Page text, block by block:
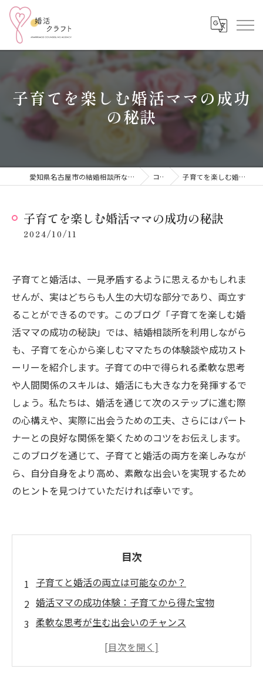
子育てを楽しむ婚活ママの成功
の秘訣
愛知県名古屋市の結婚相談所なら結婚相談所 婚活クラフト コラム 子育てを楽しむ婚活ママの成功の秘訣
子育てを楽しむ婚活ママの成功の秘訣
2024/10/11
子育てと婚活は、一見矛盾するように思えるかもしれま
せんが、実はどちらも人生の大切な部分であり、両立す
ることができるのです。このブログ「子育てを楽しむ婚
活ママの成功の秘訣」では、結婚相談所を利用しながら
も、子育てを心から楽しむママたちの体験談や成功スト
ーリーを紹介します。子育ての中で得られる柔軟な思考
や人間関係のスキルは、婚活にも大きな力を発揮するで
しょう。私たちは、婚活を通じて次のステップに進む際
の心構えや、実際に出会うための工夫、さらにはパート
ナーとの良好な関係を築くためのコツをお伝えします。
このブログを通じて、子育てと婚活の両方を楽しみなが
ら、自分自身をより高め、素敵な出会いを実現するため
のヒントを見つけていただければ幸いです。
目次
子育てと婚活の両立は可能なのか？
婚活ママの成功体験：子育てから得た宝物
柔軟な思考が生む出会いのチャンス
心構えがもたらす婚活の成功法則